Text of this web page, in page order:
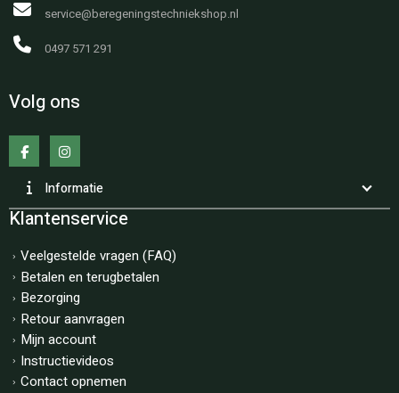
service@beregeningstechniekshop.nl
0497 571 291
Volg ons
Informatie
Klantenservice
Veelgestelde vragen (FAQ)
Betalen en terugbetalen
Bezorging
Retour aanvragen
Mijn account
Instructievideos
Contact opnemen